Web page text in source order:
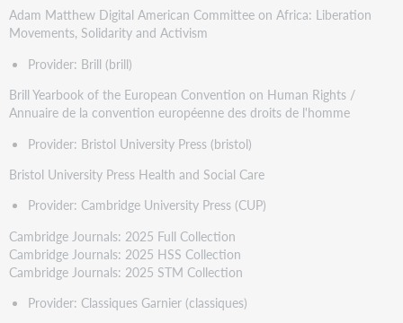
Adam Matthew Digital American Committee on Africa: Liberation
Movements, Solidarity and Activism
Provider: Brill (brill)
Brill Yearbook of the European Convention on Human Rights /
Annuaire de la convention européenne des droits de l'homme
Provider: Bristol University Press (bristol)
Bristol University Press Health and Social Care
Provider: Cambridge University Press (CUP)
Cambridge Journals: 2025 Full Collection
Cambridge Journals: 2025 HSS Collection
Cambridge Journals: 2025 STM Collection
Provider: Classiques Garnier (classiques)